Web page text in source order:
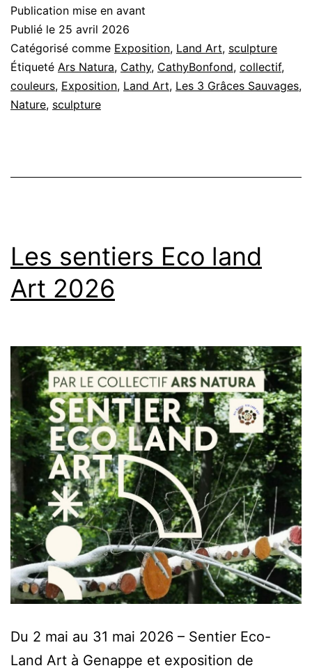
Publication mise en avant
Publié le 25 avril 2026
Catégorisé comme Exposition, Land Art, sculpture
Étiqueté Ars Natura, Cathy, CathyBonfond, collectif,
couleurs, Exposition, Land Art, Les 3 Grâces Sauvages,
Nature, sculpture
Les sentiers Eco land
Art 2026
Du 2 mai au 31 mai 2026 – Sentier Eco-
Land Art à Genappe et exposition de